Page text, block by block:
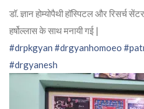
डॉ. ज्ञान होम्योपैथी हॉस्पिटल और रिसर्च
हर्षोल्लास के साथ मनायी गई |
#drpkgyan #drgyanhomoeo
#drgyanesh